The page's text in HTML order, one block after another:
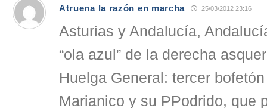
Atruena la razón en marcha 25/03/2012 23:16
Asturias y Andalucía,
“ola azul” de la derecha
Huelga General: tercer
Marianico y su PPodrido, que